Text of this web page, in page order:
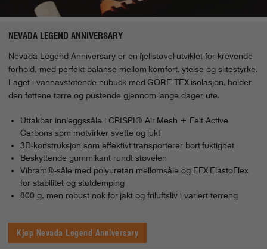
NEVADA LEGEND ANNIVERSARY
Nevada Legend Anniversary er en fjellstøvel utviklet for krevende
forhold, med perfekt balanse mellom komfort, ytelse og slitestyrke.
Laget i vannavstøtende nubuck med GORE-TEX-isolasjon, holder
den føttene tørre og pustende gjennom lange dager ute.
Uttakbar innleggssåle i CRISPI® Air Mesh + Felt Active
Carbons som motvirker svette og lukt
3D-konstruksjon som effektivt transporterer bort fuktighet
Beskyttende gummikant rundt støvelen
Vibram®-såle med polyuretan mellomsåle og EFX ElastoFlex
for stabilitet og støtdemping
800 g, men robust nok for jakt og friluftsliv i variert terreng
Kjøp Nevada Legend Anniversary